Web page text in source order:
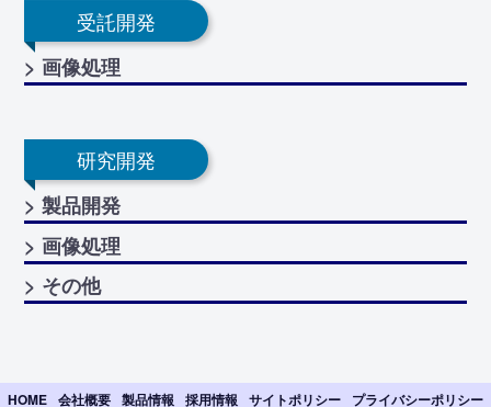
受託開発
> 画像処理
研究開発
> 製品開発
> 画像処理
> その他
HOME 会社概要 製品情報 採用情報 サイトポリシー プライバシーポリシー